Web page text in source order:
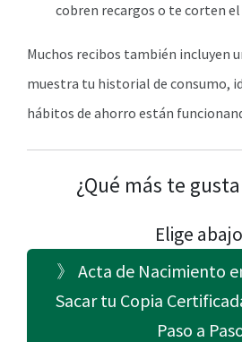
cobren recargos o te corten el
Muchos recibos también incluyen
muestra tu historial de consumo,
hábitos de ahorro están
¿Qué más te
Elige
》 Acta de Nacimiento
Sacar tu Copia
Paso a